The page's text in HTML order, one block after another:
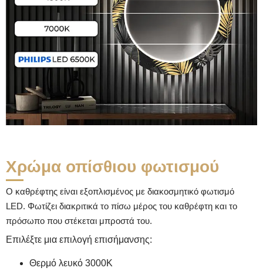
Χρώμα οπίσθιου φωτισμού
Ο καθρέφτης είναι εξοπλισμένος με διακοσμητικό φωτισμό
LED. Φωτίζει διακριτικά το πίσω μέρος του καθρέφτη και το
πρόσωπο που στέκεται μπροστά του.
Επιλέξτε μια επιλογή επισήμανσης:
Θερμό λευκό 3000K